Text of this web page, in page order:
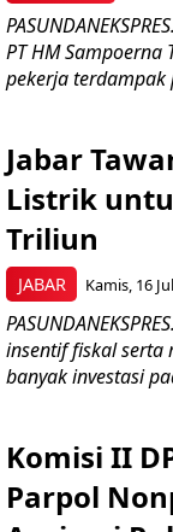
PT HM
pekerja terdampak
JABAR
Jabar
Listrik
Triliun
Kamis, 16
insentif fiskal serta
banyak investasi
Komisi II
Parpol